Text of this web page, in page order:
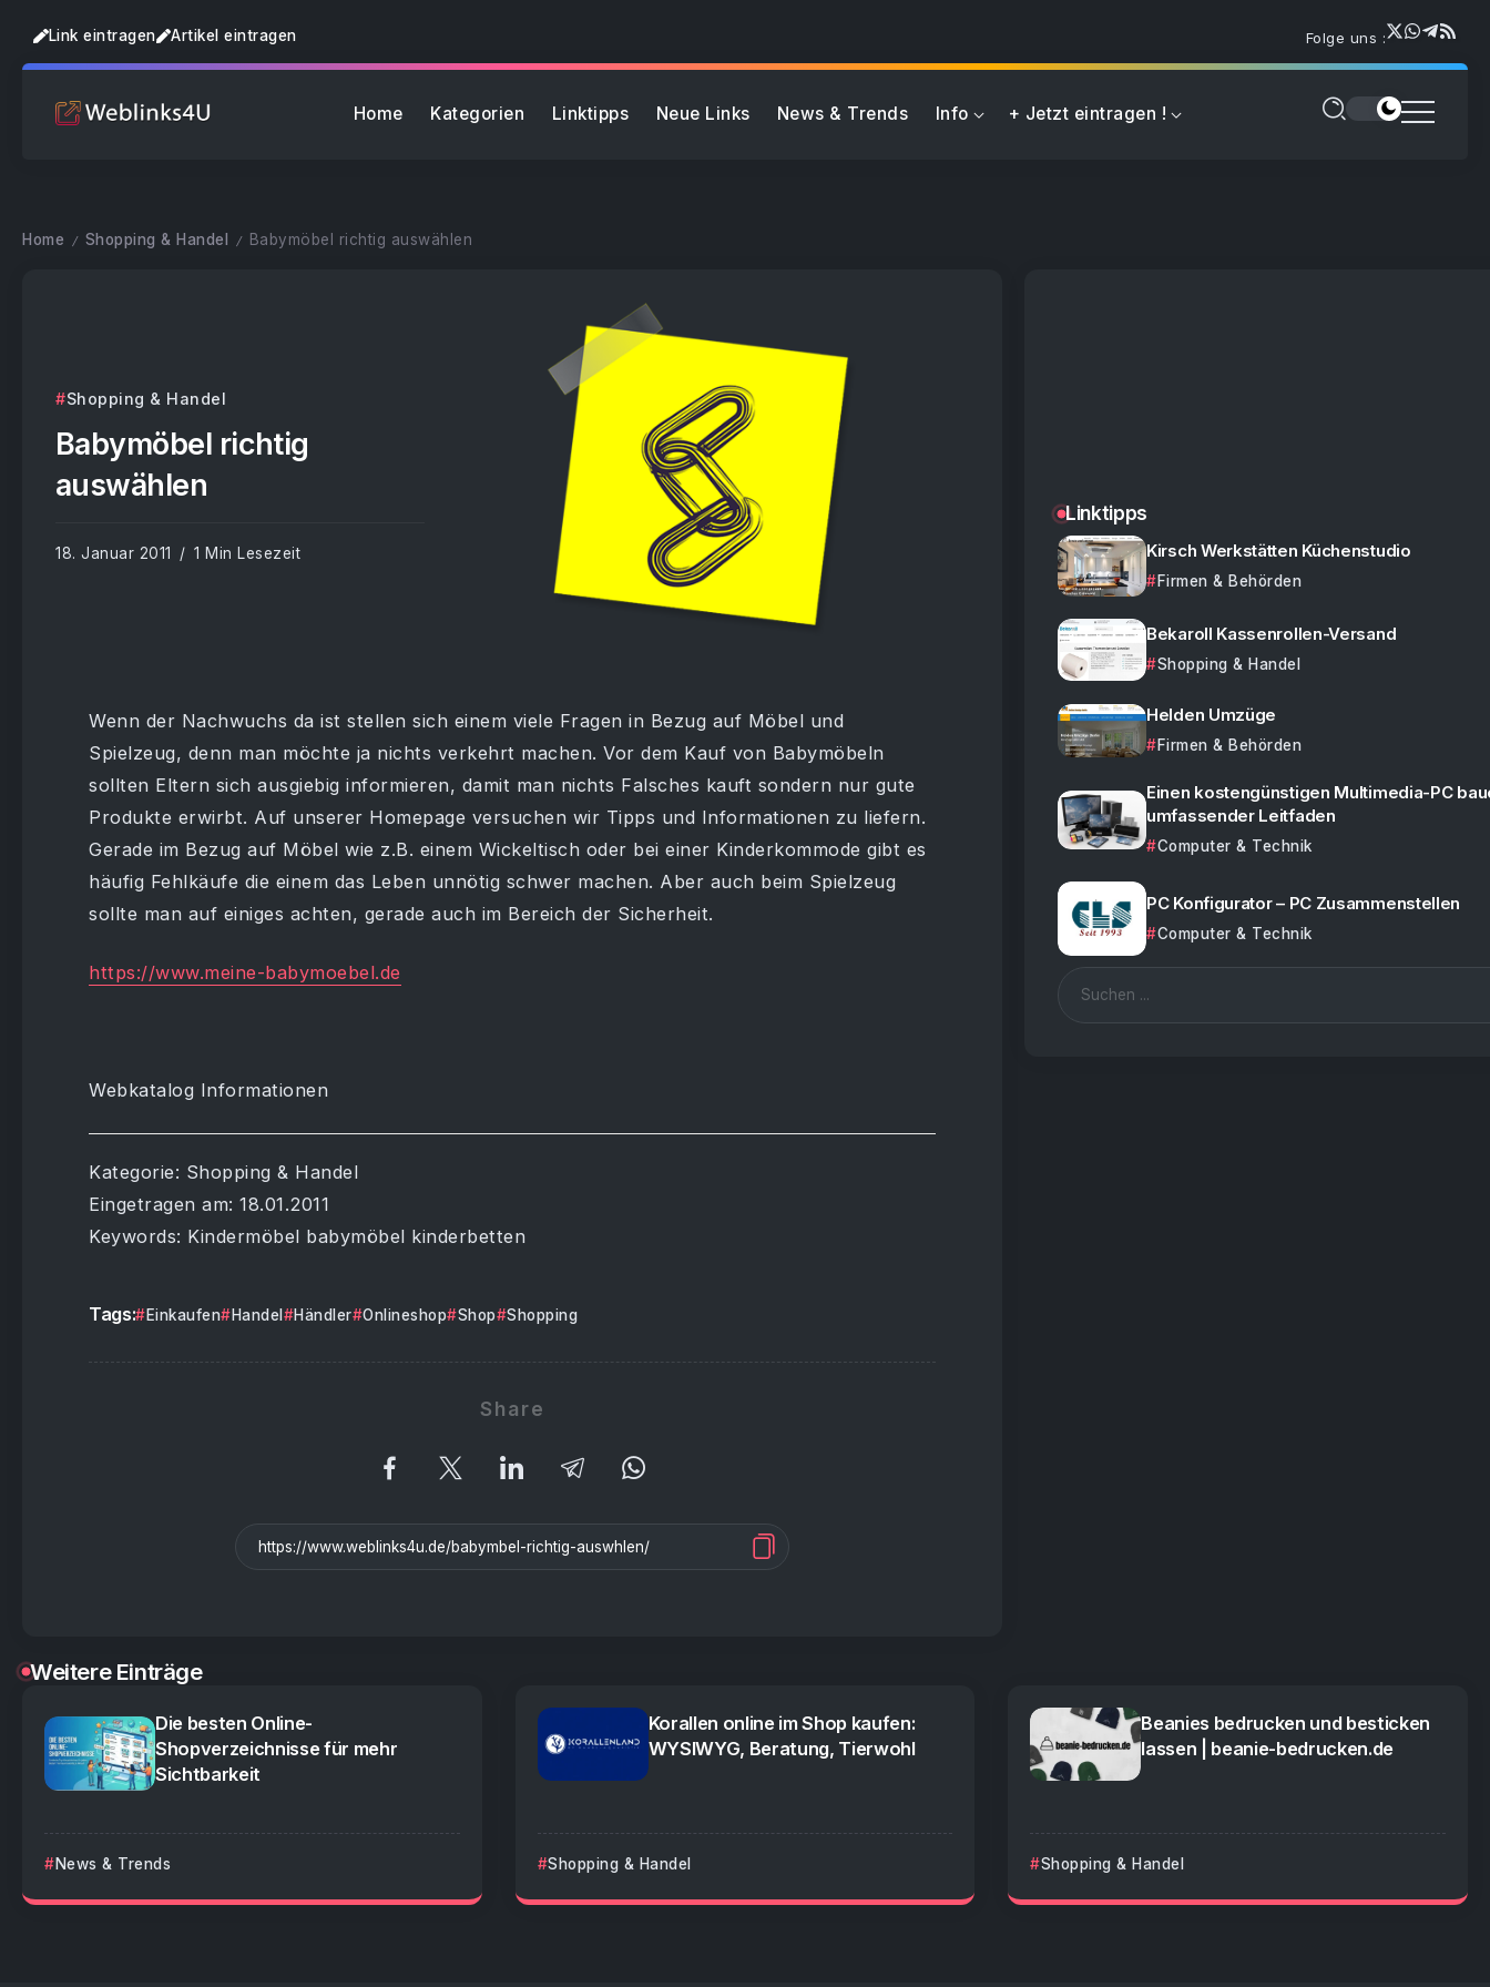
Link eintragen Artikel eintragen Folge uns :
Home Kategorien Linktipps Neue Links News & Trends Info + Jetzt eintragen !
Home / Shopping & Handel / Babymöbel richtig auswählen
Shopping & Handel
Babymöbel richtig
auswählen
18. Januar 2011 1 Min Lesezeit
Wenn der Nachwuchs da ist stellen sich einem viele Fragen in Bezug auf Möbel und
Spielzeug, denn man möchte ja nichts verkehrt machen. Vor dem Kauf von Babymöbeln
sollten Eltern sich ausgiebig informieren, damit man nichts Falsches kauft sondern nur gute
Produkte erwirbt. Auf unserer Homepage versuchen wir Tipps und Informationen zu liefern.
Gerade im Bezug auf Möbel wie z.B. einem Wickeltisch oder bei einer Kinderkommode gibt es
häufig Fehlkäufe die einem das Leben unnötig schwer machen. Aber auch beim Spielzeug
sollte man auf einiges achten, gerade auch im Bereich der Sicherheit.
https://www.meine-babymoebel.de
Webkatalog Informationen
Kategorie: Shopping & Handel
Eingetragen am: 18.01.2011
Keywords: Kindermöbel babymöbel kinderbetten
Tags: Einkaufen Handel Händler Onlineshop Shop Shopping
Share
Linktipps
Kirsch Werkstätten Küchenstudio
Firmen & Behörden
Bekaroll Kassenrollen-Versand
Shopping & Handel
Helden Umzüge
Firmen & Behörden
Einen kostengünstigen Multimedia-PC
umfassender Leitfaden
Computer & Technik
PC Konfigurator – PC Zusammenstellen
Computer & Technik
Weitere Einträge
Die besten Online-
Shopverzeichnisse für mehr
Sichtbarkeit
News & Trends
Korallen online im Shop kaufen:
WYSIWYG, Beratung, Tierwohl
Shopping & Handel
Beanies bedrucken und besticken
lassen | beanie-bedrucken.de
Shopping & Handel